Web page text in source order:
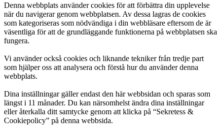
Denna webbplats använder cookies för att förbättra din upplevelse
när du navigerar genom webbplatsen. Av dessa lagras de cookies
som kategoriseras som nödvändiga i din webbläsare eftersom de är
väsentliga för att de grundläggande funktionerna på webbplatsen ska
fungera.
Vi använder också cookies och liknande tekniker från tredje part
som hjälper oss att analysera och förstå hur du använder denna
webbplats.
Dina inställningar gäller endast den här webbsidan och sparas som
längst i 11 månader. Du kan närsomhelst ändra dina inställningar
eller återkalla ditt samtycke genom att klicka på “Sekretess &
Cookiepolicy” på denna webbsida.